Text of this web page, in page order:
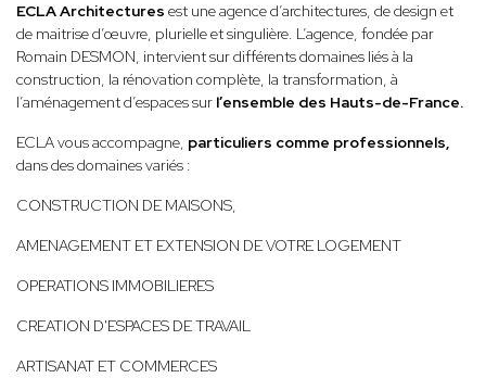
ECLA Architectures est une agence d’architectures, de design et
de maitrise d’œuvre, plurielle et singulière. L’agence, fondée par
Romain DESMON, intervient sur différents domaines liés à la
construction, la rénovation complète, la transformation, à
l’aménagement d’espaces sur l’ensemble des Hauts-de-France.
ECLA vous accompagne, particuliers comme professionnels,
dans des domaines variés :
CONSTRUCTION DE MAISONS,
AMENAGEMENT ET EXTENSION DE VOTRE LOGEMENT
OPERATIONS IMMOBILIERES
CREATION D'ESPACES DE TRAVAIL
ARTISANAT ET COMMERCES